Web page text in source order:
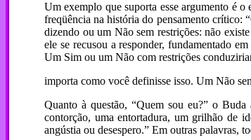
Um exemplo que suporta esse argumento é o
freqüência na história do pensamento crítico:
dizendo ou um Não sem restrições: não
ele se recusou a responder, fundamentado
Um Sim ou um Não com restrições
importa como você definisse isso. Um Não
Quanto à questão, “Quem sou eu?” o
contorção, uma entortadura, um grilhão de
angústia ou desespero.” Em outras palavras,